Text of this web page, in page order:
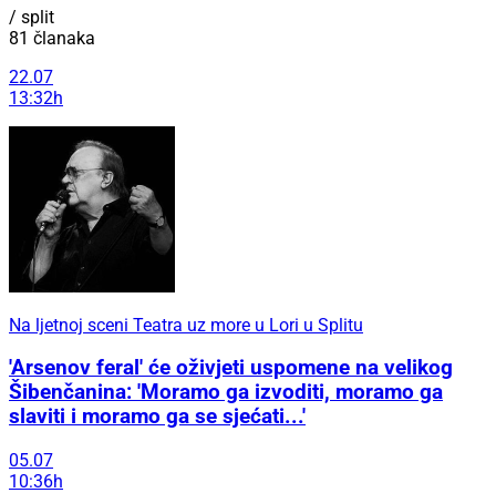
/ split
81 članaka
22.07
13:32h
Na ljetnoj sceni Teatra uz more u Lori u Splitu
'Arsenov feral' će oživjeti uspomene na velikog
Šibenčanina: 'Moramo ga izvoditi, moramo ga
slaviti i moramo ga se sjećati...'
05.07
10:36h